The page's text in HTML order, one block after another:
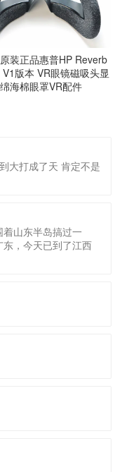
装正品惠普HP Reverb
版本 VR眼镜磁吸头显
海棉眼罩VR配件
大打成了天 肯定不是
山东半岛搞过一
，今天已到了江西